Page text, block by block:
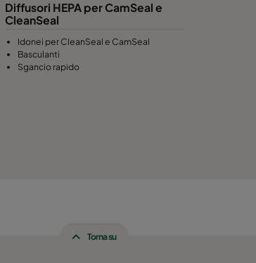
Diffusori HEPA per CamSeal e
CleanSeal
Idonei per CleanSeal e CamSeal
Basculanti
Sgancio rapido
Torna su